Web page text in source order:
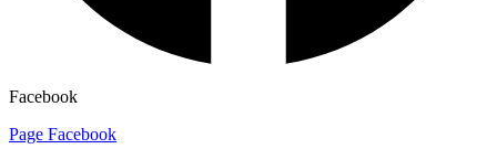
Facebook
Page Facebook